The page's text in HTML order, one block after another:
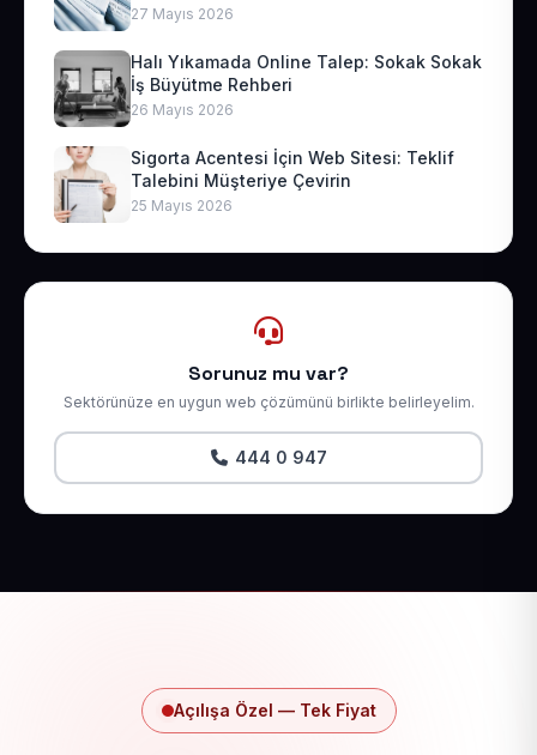
27 Mayıs 2026
Halı Yıkamada Online Talep: Sokak Sokak
İş Büyütme Rehberi
26 Mayıs 2026
Sigorta Acentesi İçin Web Sitesi: Teklif
Talebini Müşteriye Çevirin
25 Mayıs 2026
Sorunuz mu var?
Sektörünüze en uygun web çözümünü birlikte belirleyelim.
444 0 947
Açılışa Özel — Tek Fiyat